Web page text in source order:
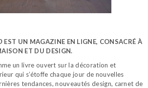
EST UN MAGAZINE EN LIGNE, CONSACRÉ À
ET DU DESIGN.
un livre ouvert sur la décoration et
qui s’étoffe chaque jour de nouvelles
tendances, nouveautés design, carnet de